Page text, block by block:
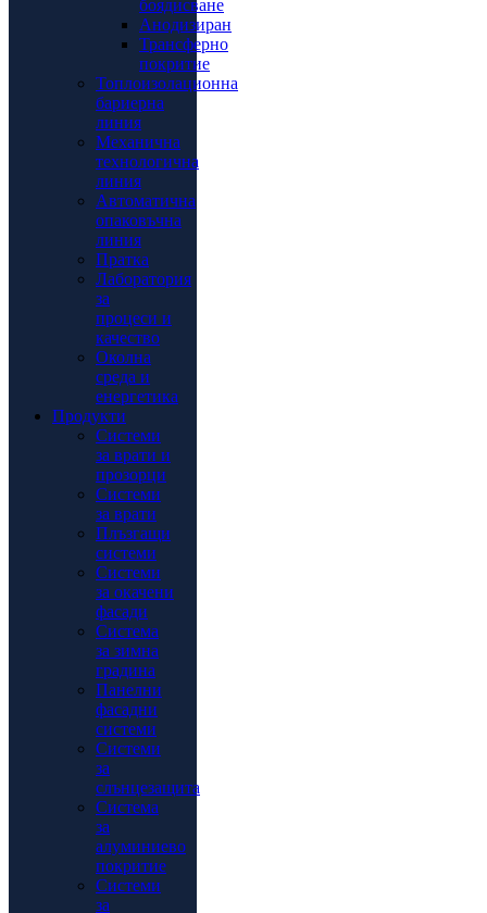
боядисване
Анодизиран
Трансферно
покритие
Топлоизолационна
бариерна
линия
Механична
технологична
линия
Автоматична
опаковъчна
линия
Пратка
Лаборатория
за
процеси и
качество
Околна
среда и
енергетика
Продукти
Системи
за врати и
прозорци
Системи
за врати
Плъзгащи
системи
Системи
за окачени
фасади
Система
за зимна
градина
Панелни
фасадни
системи
Системи
за
слънцезащита
Система
за
алуминиево
покритие
Системи
за